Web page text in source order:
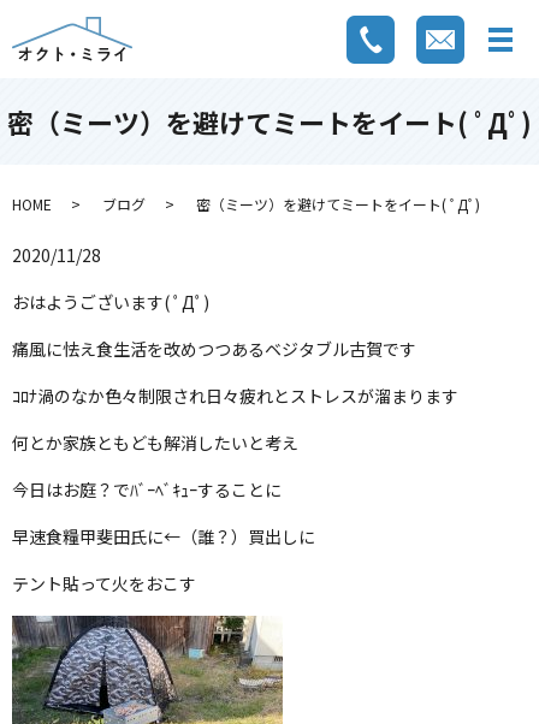
密（ミーツ）を避けてミートをイート( ﾟДﾟ)
HOME ブログ 密（ミーツ）を避けてミートをイート( ﾟДﾟ)
2020/11/28
おはようございます( ﾟДﾟ)
痛風に怯え食生活を改めつつあるベジタブル古賀です
ｺﾛﾅ渦のなか色々制限され日々疲れとストレスが溜まります
何とか家族ともども解消したいと考え
今日はお庭？でﾊﾞｰﾍﾞｷｭｰすることに
早速食糧甲斐田氏に←（誰？）買出しに
テント貼って火をおこす